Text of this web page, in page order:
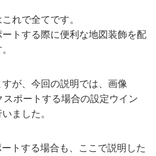
れで全てです。
トする際に便利な地図装飾を配
が、今回の説明では、画像
スポートする場合の設定ウイン
ました。
トする場合も、ここで説明した